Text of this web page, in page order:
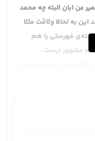
عن ابان البته چه محمد
به لحاظ وثاقت مثلا
فهرستی را هم
قم مشهور نیست .
ابی عمیر است ، آیا این
از ایشان نقل بکند